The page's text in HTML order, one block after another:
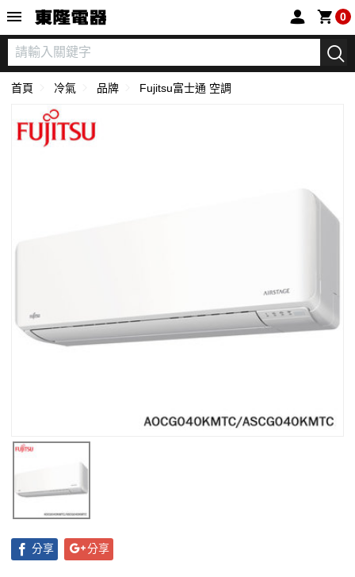
0
首頁 冷氣 品牌 Fujitsu富士通 空調
分享 分享